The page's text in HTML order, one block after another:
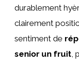
durablement
clairement
sentiment de
senior un fruit ,